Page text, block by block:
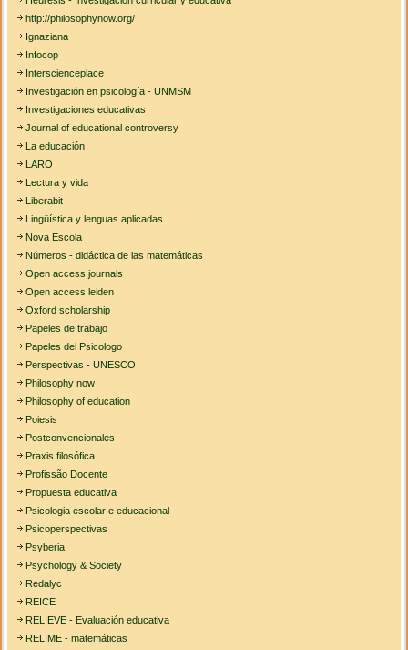
http://philosophynow.org/
Ignaziana
Infocop
Interscienceplace
Investigación en psicología - UNMSM
Investigaciones educativas
Journal of educational controversy
La educación
LARO
Lectura y vida
Liberabit
Lingüística y lenguas aplicadas
Nova Escola
Números - didáctica de las matemáticas
Open access journals
Open access leiden
Oxford scholarship
Papeles de trabajo
Papeles del Psicologo
Perspectivas - UNESCO
Philosophy now
Philosophy of education
Poiesis
Postconvencionales
Praxis filosófica
Profissão Docente
Propuesta educativa
Psicologia escolar e educacional
Psicoperspectivas
Psyberia
Psychology & Society
Redalyc
REICE
RELIEVE - Evaluación educativa
RELIME - matemáticas